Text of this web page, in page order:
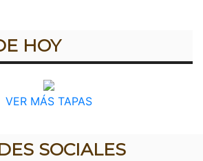
HOY
VER MÁS TAPAS
SOCIALES